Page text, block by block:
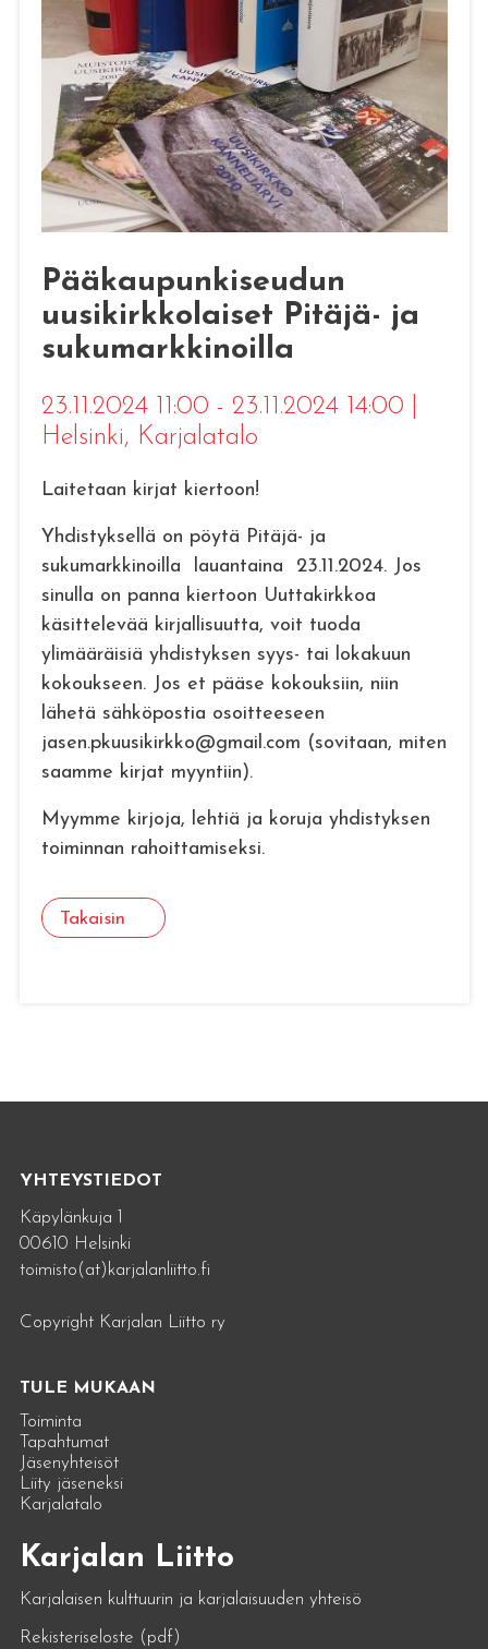
Pääkaupunkiseudun
uusikirkkolaiset Pitäjä- ja
sukumarkkinoilla
23.11.2024 11:00 - 23.11.2024 14:00
Helsinki, Karjalatalo
Laitetaan kirjat kiertoon!
Yhdistyksellä on pöytä Pitäjä- ja
sukumarkkinoilla lauantaina 23.11.2024. Jos
sinulla on panna kiertoon Uuttakirkkoa
käsittelevää kirjallisuutta, voit tuoda
ylimääräisiä yhdistyksen syys- tai lokakuun
kokoukseen. Jos et pääse kokouksiin, niin
lähetä sähköpostia osoitteeseen
jasen.pkuusikirkko@gmail.com (sovitaan, miten
saamme kirjat myyntiin).
Myymme kirjoja, lehtiä ja koruja yhdistyksen
toiminnan rahoittamiseksi.
Takaisin
YHTEYSTIEDOT
Käpylänkuja 1
00610 Helsinki
toimisto(at)karjalanliitto.fi
Copyright Karjalan Liitto ry
TULE MUKAAN
Toiminta
Tapahtumat
Jäsenyhteisöt
Liity jäseneksi
Karjalatalo
Karjalan Liitto
Karjalaisen kulttuurin ja karjalaisuuden yhteisö
Rekisteriseloste (pdf)